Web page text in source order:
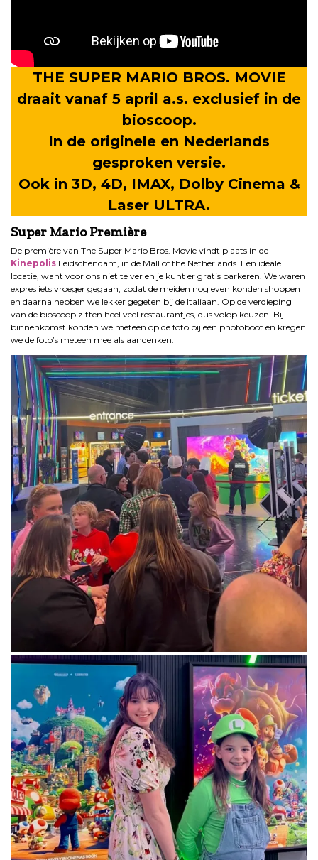
THE SUPER MARIO BROS. MOVIE
draait vanaf 5 april a.s. exclusief in de
bioscoop.
In de originele en Nederlands
gesproken versie.
Ook in 3D, 4D, IMAX, Dolby Cinema &
Laser ULTRA.
Super Mario Première
De première van The Super Mario Bros. Movie vindt plaats in de
Kinepolis Leidschendam, in de Mall of the Netherlands. Een ideale
locatie, want voor ons niet te ver en je kunt er gratis parkeren. We waren
expres iets vroeger gegaan, zodat de meiden nog even konden shoppen
en daarna hebben we lekker gegeten bij de Italiaan. Op de verdieping
van de bioscoop zitten heel veel restaurantjes, dus volop keuzen. Bij
binnenkomst konden we meteen op de foto bij een photoboot en kregen
we de foto’s meteen mee als aandenken.